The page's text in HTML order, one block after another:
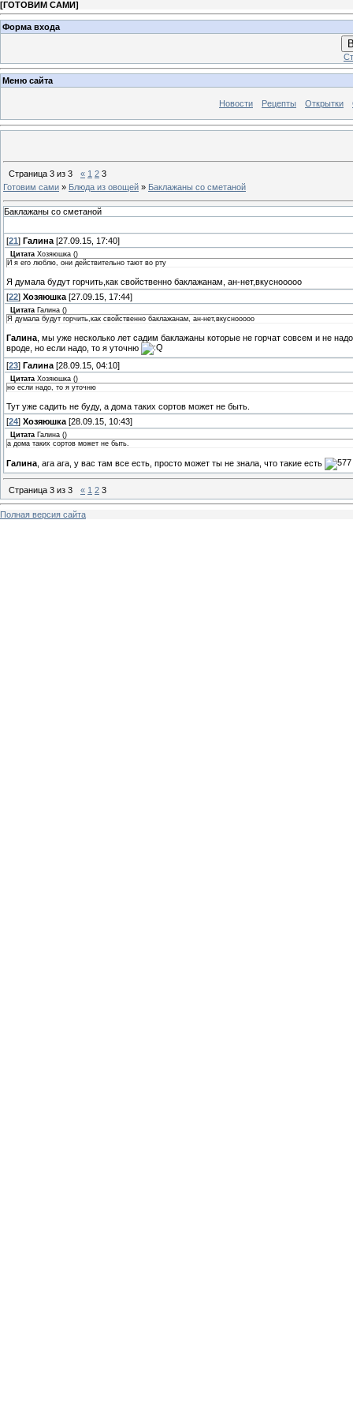
[ГОТОВИМ САМИ]
Форма входа
Меню сайта
Новости Рецепты Открытки
Страница 3 из 3 « 1 2 3
Готовим сами » Блюда из овощей » Баклажаны со сметаной
Баклажаны со сметаной
[21 ] Галина [27.09.15, 17:40]
Цитата Хозяюшка ()
И я его люблю, они действительно тают во рту
Я думала будут горчить,как свойственно баклажанам, ан-нет,вкуснооооо
[22] Хозяюшка [27.09.15, 17:44]
Цитата Галина ()
Я думала будут горчить,как свойственно баклажанам, ан-нет,вкуснооооо
Галина , мы уже несколько лет садим баклажаны которые не горчат совсем и не
вроде, но если надо, то я уточню
[23] Галина [28.09.15, 04:10]
Цитата Хозяюшка ()
но если надо, то я уточню
Тут уже садить не буду, а дома таких сортов может не быть.
[24] Хозяюшка [28.09.15, 10:43]
Цитата Галина ()
а дома таких сортов может не быть.
Галина , ага ага, у вас там все есть, просто может ты не знала, что такие есть
Страница 3 из 3 « 1 2 3
Полная версия сайта